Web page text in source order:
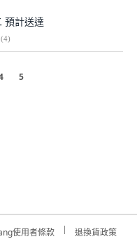
預計送達
(4)
5
使用者條款
退換貨政策